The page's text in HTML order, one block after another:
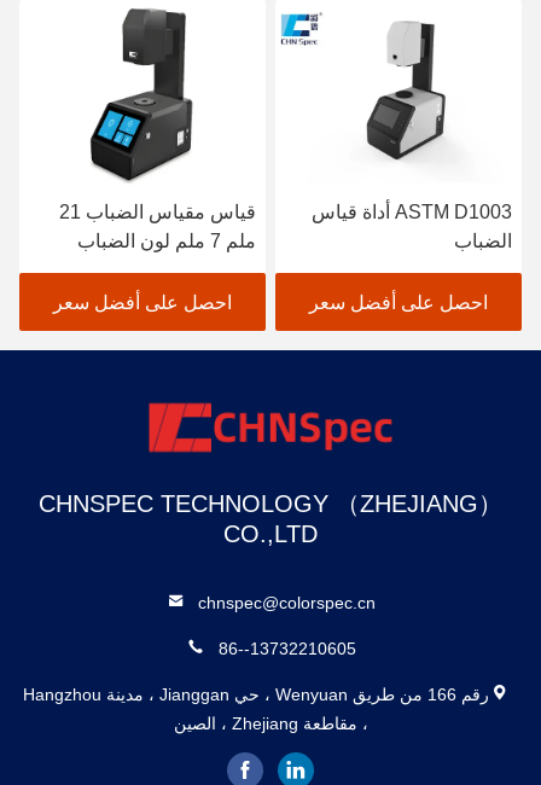
قياس مقياس الضباب 21
ملم 7 ملم لون الضباب
THC-08
احصل على أفضل سعر
400-700nm 10nm انتقال
ومقياس الضباب
احصل على أفضل سعر
CHNSPEC TECHNOLOGY （ZHEJIANG）
CO.,LTD
chnspec@colorspec.cn
86--13732210605
رقم 166 من طريق Wenyuan ، حي Jianggan ، مدينة Hangzhou
، مقاطعة Zhejiang ، الصين